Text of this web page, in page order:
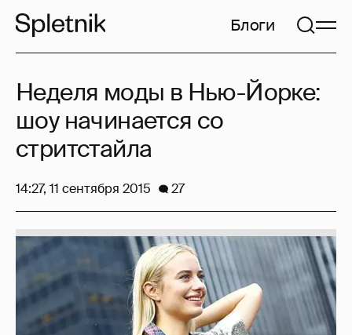
Блоги
Неделя моды в Нью-Йорке:
шоу начинается со
стритстайла
14:27, 11 сентября 2015 27